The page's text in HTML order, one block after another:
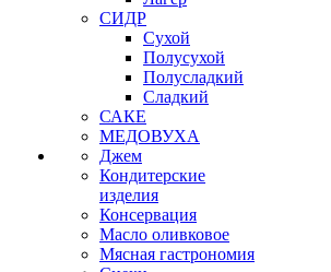
СИДР
Сухой
Полусухой
Полусладкий
Сладкий
САКЕ
МЕДОВУХА
Джем
Кондитерские
изделия
Консервация
Масло оливковое
Мясная гастрономия